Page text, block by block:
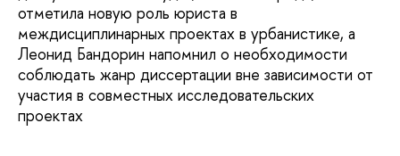
отметила новую роль юриста в
междисциплинарных проектах в урбанистике, а
Леонид Бандорин напомнил о необходимости
соблюдать жанр диссертации вне зависимости от
участия в совместных исследовательских
проектах